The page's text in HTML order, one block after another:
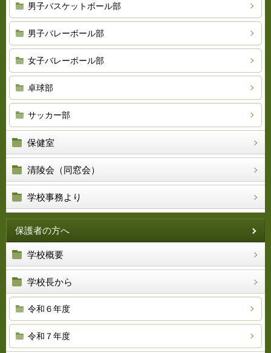
男子バスケットボール部
男子バレーボール部
女子バレーボール部
卓球部
サッカー部
保健室
清陵会（同窓会）
学校事務より
保護者の方へ
学校概要
学校長から
令和６年度
令和７年度